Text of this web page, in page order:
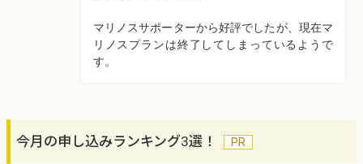
マリノスサポーターから好評でしたが、現在マ
リノスプランは終了してしまっているようで
す。
今月の申し込みランキング3選！